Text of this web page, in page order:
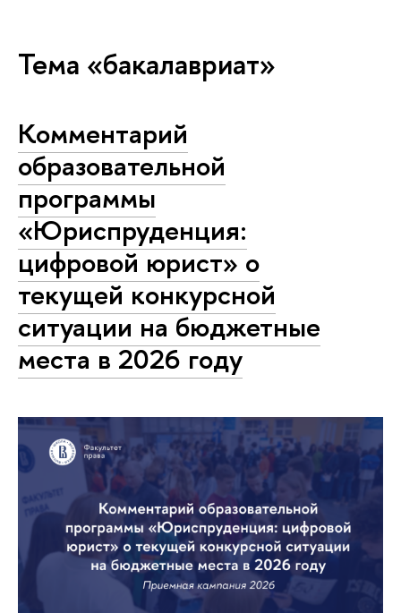
Тема «бакалавриат»
Комментарий
образовательной
программы
«Юриспруденция:
цифровой юрист» о
текущей конкурсной
ситуации на бюджетные
места в 2026 году